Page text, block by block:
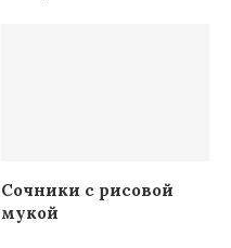
Сочники с рисовой
мукой